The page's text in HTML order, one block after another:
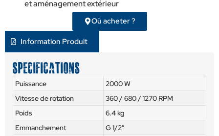
et aménagement extérieur
Où acheter ?
Information Produit
Specifications
Puissance
2000 W
Vitesse de rotation
360 / 680 / 1270 RPM
Poids
6.4 kg
Emmanchement
G 1/2″